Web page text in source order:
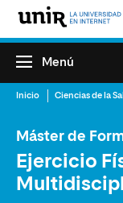
Menú
Inicio Ciencias de la
Máster de
Ejercicio